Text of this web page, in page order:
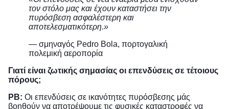
τον στόλο μας και έχουν καταστήσει την
πυρόσβεση ασφαλέστερη και
αποτελεσματικότερη.»
— σμηναγός Pedro Bola, πορτογαλική
πολεμική αεροπορία
Γιατί είναι ζωτικής σημασίας οι επενδύσεις σε τέτοιους
πόρους;
PB: Οι επενδύσεις σε ικανότητες πυρόσβεσης μάς
βοηθούν να αποτρέψουμε τις φυσικές καταστροφές να